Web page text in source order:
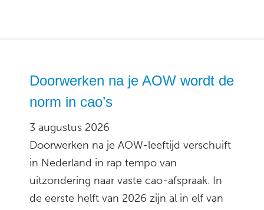
Doorwerken na je AOW wordt de
norm in cao’s
3 augustus 2026
Doorwerken na je AOW-leeftijd verschuift
in Nederland in rap tempo van
uitzondering naar vaste cao-afspraak. In
de eerste helft van 2026 zijn al in elf van